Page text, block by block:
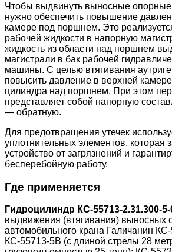
Чтобы выдвинуть выносные
нужно обеспечить повышение
камере под поршнем. Это
рабочей жидкости в напорную
жидкость из области над поршнем
магистрали в бак рабочей
машины. С целью втягивания
повысить давление в верхней
цилиндра над поршнем. При этом
представляет собой напорную
— обратную.
Для предотвращения утечек
уплотнительных элементов, которая
устройство от загрязнений и
бесперебойную работу.
Где применяется
Гидроцилиндр КС-55713-2.31.300-5-
выдвижения (втягивания) выносных
автомобильного крана Галичанин
КС-55713-5В (с длиной стрелы 28